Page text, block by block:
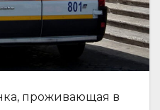
проживающая в